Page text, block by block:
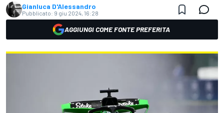
Gianluca D'Alessandro
Pubblicato: 9 giu 2024, 16:28
AGGIUNGI COME FONTE PREFERITA